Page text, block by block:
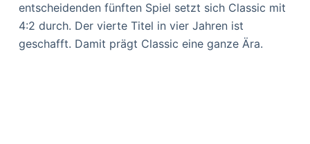
entscheidenden fünften Spiel setzt sich Classic mit
4:2 durch. Der vierte Titel in vier Jahren ist
geschafft. Damit prägt Classic eine ganze Ära.